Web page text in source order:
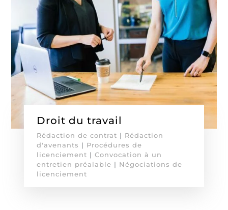
Droit du travail
Rédaction de contrat | Rédaction
d'avenants | Procédures de
licenciement | Convocation à un
entretien préalable | Négociations de
licenciement